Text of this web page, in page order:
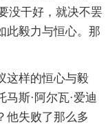
没干好，就决不罢
此毅力与恒心。那
这样的恒心与毅
斯·阿尔瓦·爱迪
他失败了那么多